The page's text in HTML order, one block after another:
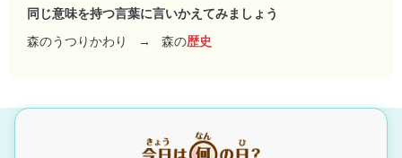
同じ意味を持つ言葉に言いかえてみましょう
森のうつりかわり
→ 森の歴史